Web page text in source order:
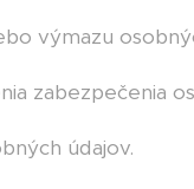
výmazu
zabezpečenia
údajov.